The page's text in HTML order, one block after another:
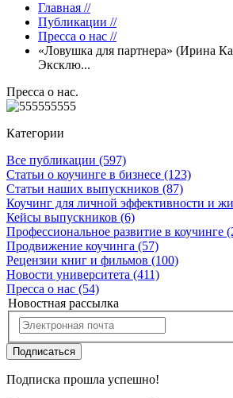
Главная //
Публикации //
Пресса о нас //
«Ловушка для партнера» (Ирина
Эксклю...
Пресса о нас.
Категории
Все публикации (597)
Статьи о коучинге в бизнесе (123)
Статьи наших выпускников (87)
Коучинг для личной эффективности и
Кейсы выпускников (6)
Профессиональное развитие в коучинге
Продвижение коучинга (57)
Рецензии книг и фильмов (100)
Новости университета (411)
Пресса о нас (54)
Новостная рассылка
Подписаться
Подписка прошла успешно!